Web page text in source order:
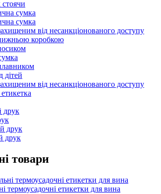
сумка
сумка
від несанкціонованого доступу
коробкою
дітей
від несанкціонованого доступу
друк
друк
друк
товари
термоусадочні етикетки для вина